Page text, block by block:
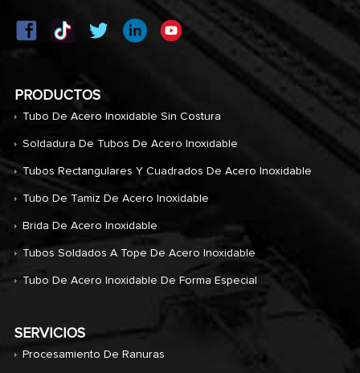
PRODUCTOS
Tubo De Acero Inoxidable Sin Costura
Soldadura De Tubos De Acero Inoxidable
Tubos Rectangulares Y Cuadrados De Acero Inoxidable
Tubo De Tamiz De Acero Inoxidable
Brida De Acero Inoxidable
Tubos Soldados A Tope De Acero Inoxidable
Tubo De Acero Inoxidable De Forma Especial
SERVICIOS
Procesamiento De Ranuras